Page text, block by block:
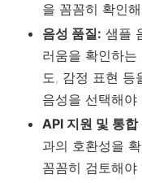
을 꼼꼼히 확인
음성 품질: 샘플
러움을 확인하
도, 감정 표현 등
음성을 선택해야
API 지원 및 통합
과의 호환성을
꼼꼼히 검토해야